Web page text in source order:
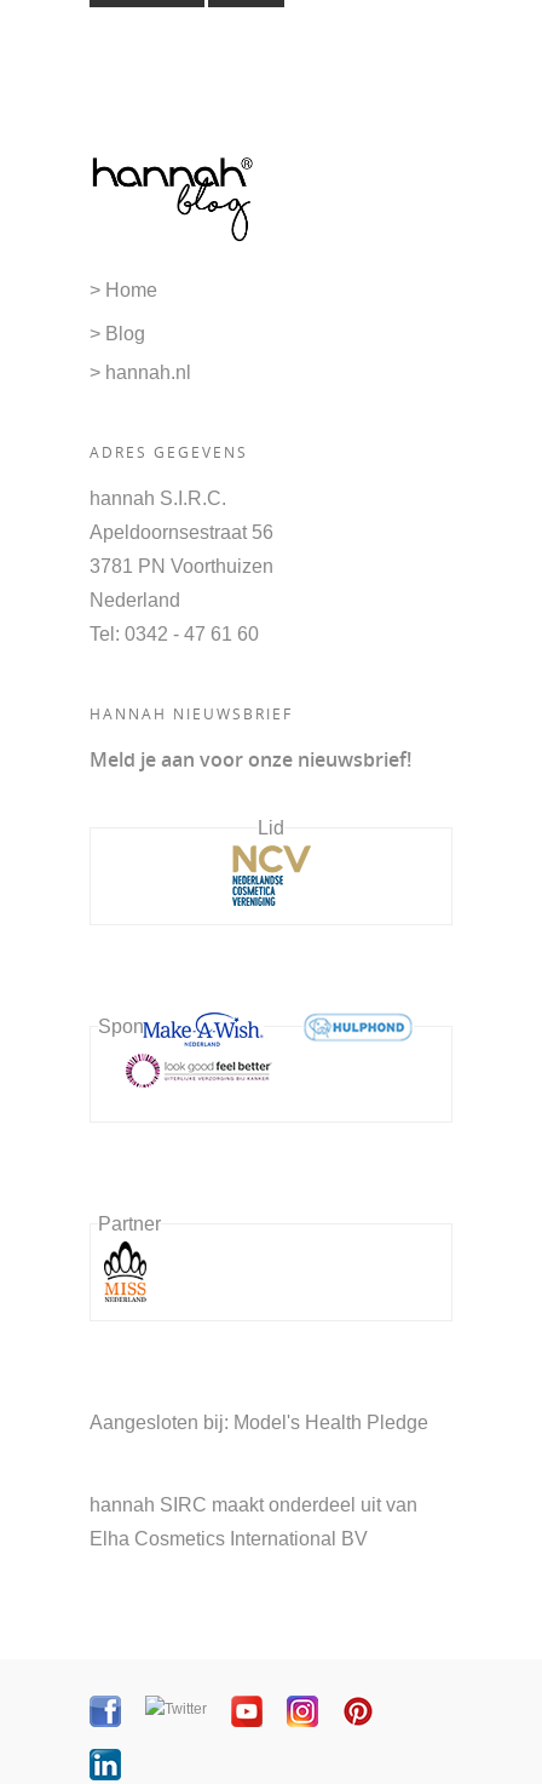
> Home
> Blog
> hannah.nl
ADRES GEGEVENS
hannah S.I.R.C.
Apeldoornsestraat 56
3781 PN Voorthuizen
Nederland
Tel : 0342 - 47 61 60
HANNAH NIEUWSBRIEF
Meld je aan voor onze nieuwsbrief!
Lid
Sponsor
Partner
Aangesloten bij: Model's Health Pledge
hannah SIRC maakt onderdeel uit van
Elha Cosmetics International BV